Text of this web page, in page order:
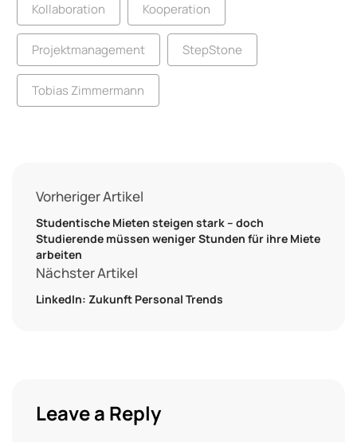
Kollaboration Kooperation
Projektmanagement StepStone
Tobias Zimmermann
Vorheriger Artikel
Studentische Mieten steigen stark – doch
Studierende müssen weniger Stunden für ihre Miete
arbeiten
Nächster Artikel
LinkedIn: Zukunft Personal Trends
Leave a Reply